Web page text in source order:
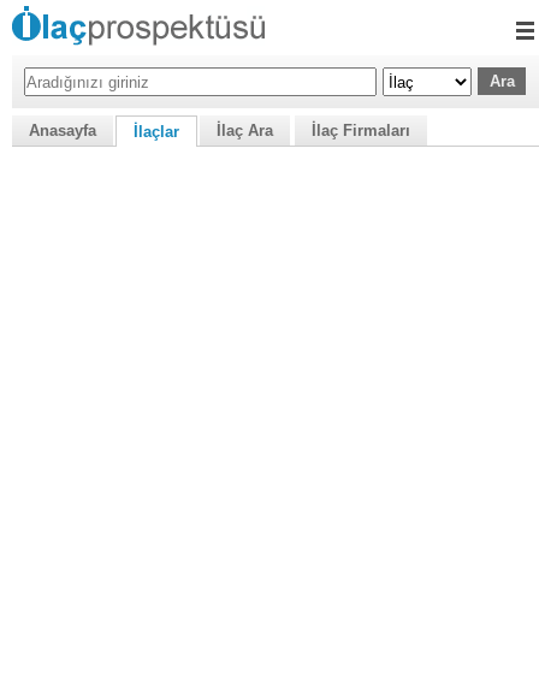
Anasayfa İlaçlar İlaç Ara İlaç Firmaları